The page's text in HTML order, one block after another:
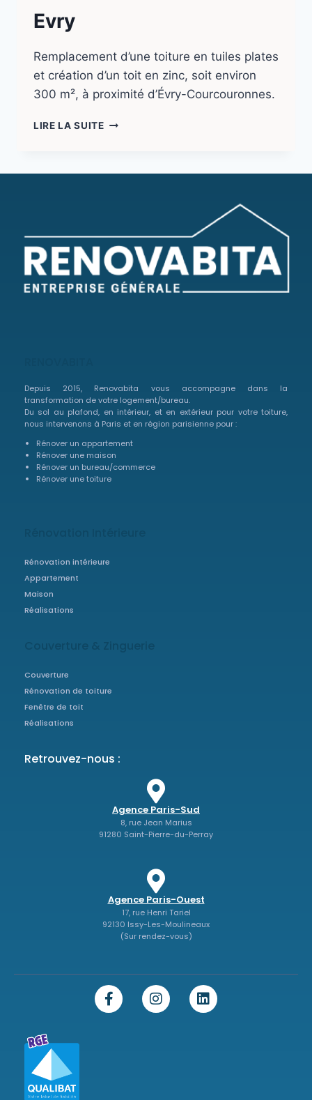
Evry
Remplacement d’une toiture en tuiles plates
et création d’un toit en zinc, soit environ
300 m², à proximité d’Évry-Courcouronnes.
LIRE LA SUITE
Depuis 2015, Renovabita vous accompagne dans la
transformation de votre logement/bureau.
Du sol au plafond, en intérieur, et en extérieur pour votre toiture,
nous intervenons à Paris et en région parisienne pour :
Rénover un appartement
Rénover une maison
Rénover un bureau/commerce
Rénover une toiture
Rénovation intérieure
Appartement
Maison
Réalisations
Couverture & Zinguerie
Couverture
Rénovation de toiture
Fenêtre de toit
Réalisations
Retrouvez-nous :
Agence Paris-Sud
8, rue Jean Marius
91280 Saint-Pierre-du-Perray
Agence Paris-Ouest
17, rue Henri Tariel
92130 Issy-Les-Moulineaux
(Sur rendez-vous)